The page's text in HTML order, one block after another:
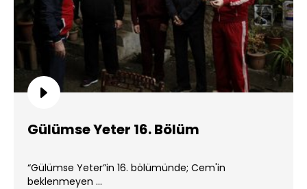
Gülümse Yeter 16. Bölüm
“Gülümse Yeter”in 16. bölümünde; Cem'in
beklenmeyen ...